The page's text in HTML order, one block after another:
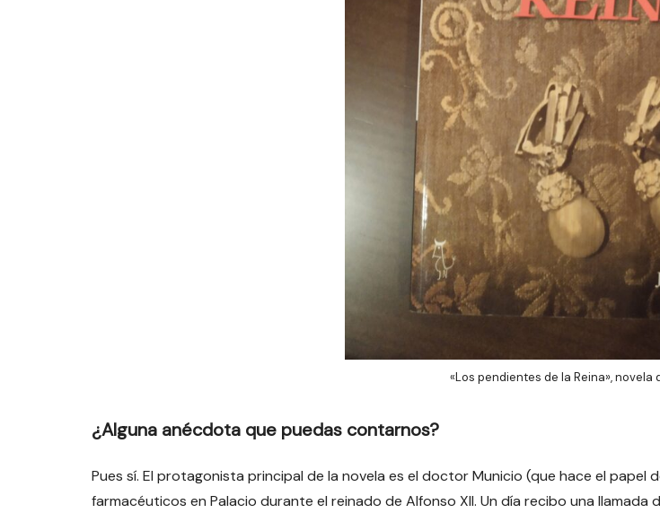
«Los pendientes de la Reina», novela
¿Alguna anécdota que puedas contarnos?
Pues sí. El protagonista principal de la novela es el doctor Municio (que hace el
farmacéuticos en Palacio durante el reinado de Alfonso XII. Un día recibo una